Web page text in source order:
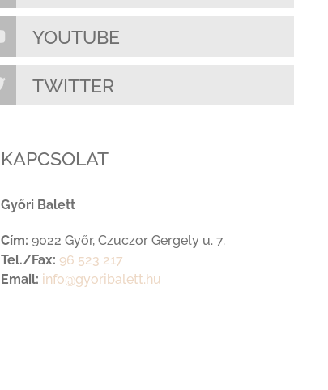
YOUTUBE
TWITTER
KAPCSOLAT
Győri Balett
Cím: 9022 Győr, Czuczor Gergely u. 7.
Tel./Fax: 96 523 217
Email: info@gyoribalett.hu